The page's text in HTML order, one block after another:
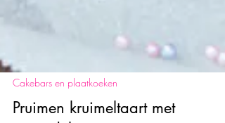
Cakebars en plaatkoeken